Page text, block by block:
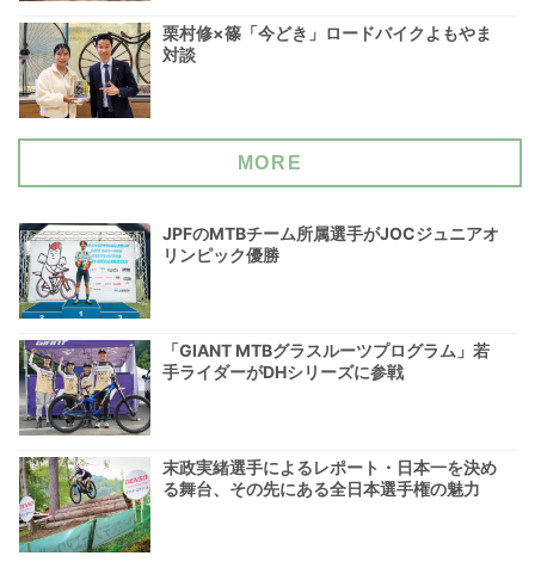
栗村修×篠「今どき」ロードバイクよもやま
対談
MORE
JPFのMTBチーム所属選手がJOCジュニアオ
リンピック優勝
「GIANT MTBグラスルーツプログラム」若
手ライダーがDHシリーズに参戦
末政実緒選手によるレポート・日本一を決め
る舞台、その先にある全日本選手権の魅力